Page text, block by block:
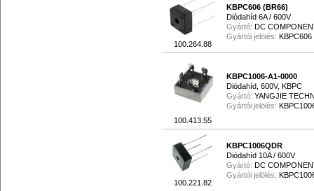
100.264.88
KBPC606 (BR66)
Diódahíd 6A / 600V
Gyártó: DC
Gyártói jelölés: KBPC606
100.413.55
KBPC1006-A1-0000
Diódahíd, 600V, KBPC
Gyártó: YANGJIE
Gyártói jelölés:
100.221.82
KBPC1006QDR
Diódahíd 10A / 600V
Gyártó: DC
Gyártói jelölés: